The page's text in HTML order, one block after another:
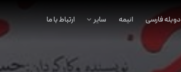
دوبله فارسی انیمه سایر ارتباط با ما